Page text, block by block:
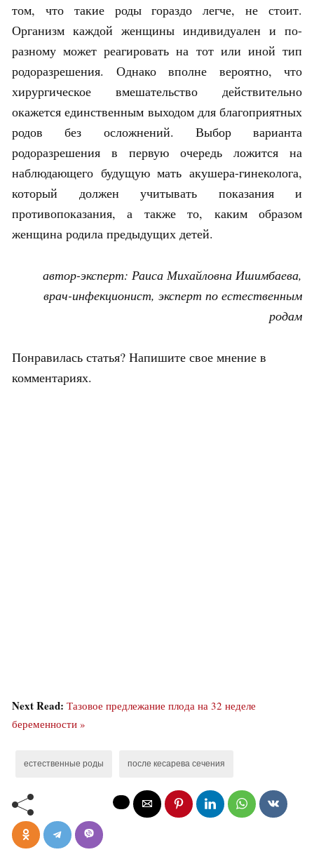
том, что такие роды гораздо легче, не стоит.
Организм каждой женщины индивидуален и по-
разному может реагировать на тот или иной тип
родоразрешения. Однако вполне вероятно, что
хирургическое вмешательство действительно
окажется единственным выходом для благоприятных
родов без осложнений. Выбор варианта
родоразрешения в первую очередь ложится на
наблюдающего будущую мать акушера-гинеколога,
который должен учитывать показания и
противопоказания, а также то, каким образом
женщина родила предыдущих детей.
автор-эксперт: Раиса Михайловна Ишимбаева,
врач-инфекционист, эксперт по естественным
родам
Понравилась статья? Напишите свое мнение в
комментариях.
Next Read: Тазовое предлежание плода на 32 неделе
беременности »
естественные роды после кесарева сечения